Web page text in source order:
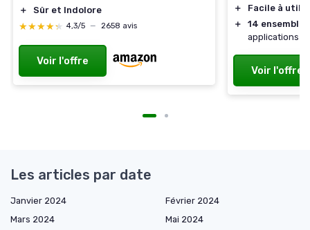
＋
Sûr et Indolore
★★★★★
★★★★★ 4,3/5 — 2658 avis
Voir l'offre
＋
Facile à
＋
14 ensembles
applications
Voir l'offre
Les articles par date
Janvier 2024
Février 2024
Mars 2024
Mai 2024